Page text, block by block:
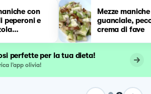
con
peperoni e
Mezze
guanciale,
crema di fave
perfette per la tua dieta!
l’app olivia!